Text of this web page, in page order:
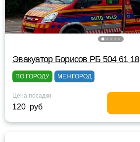
Эвакуатор Борисов РБ 504 61 18
ПО ГОРОДУ МЕЖГОРОД
Цена посадки
120 руб